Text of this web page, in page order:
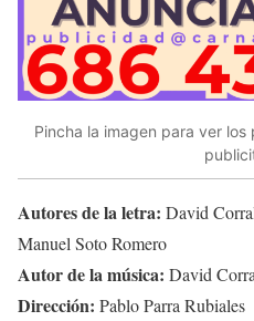
Pincha la imagen para ver
Autores de la letra: David
Manuel Soto Romero
Autor de la música: David
Dirección: Pablo Parra Rubiales